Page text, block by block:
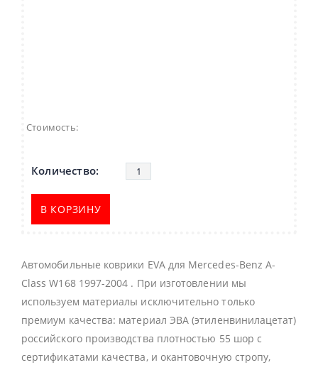
Стоимость:
В КОРЗИНУ
Автомобильные коврики EVA для Mercedes-Benz A-
Class W168 1997-2004 . При изготовлении мы
используем материалы исключительно только
премиум качества: материал ЭВА (этиленвинилацетат)
российского производства плотностью 55 шор с
сертификатами качества, и окантовочную стропу,